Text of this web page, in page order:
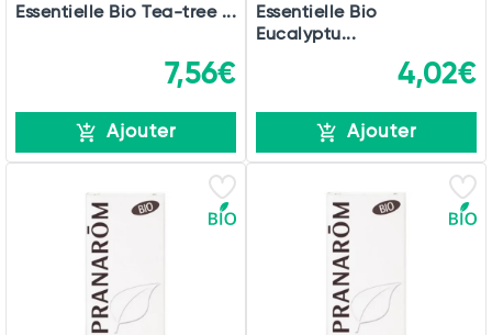
Essentielle Bio Tea-tree ...
7,56€
Ajouter
Essentielle Bio
Eucalyptu...
4,02€
Ajouter